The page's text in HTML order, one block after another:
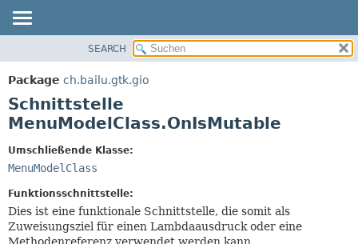
PACKAGE
KLASSE
BAUM
INDEX
KONSTRUKTOR
METHODE
SEARCH
Package ch.bailu.gtk.gio
Schnittstelle
MenuModelClass.OnIsMutable
Umschließende Klasse:
MenuModelClass
Funktionsschnittstelle:
Dies ist eine funktionale Schnittstelle, die somit als
Zuweisungsziel für einen Lambdaausdruck oder eine
Methodenreferenz verwendet werden kann.